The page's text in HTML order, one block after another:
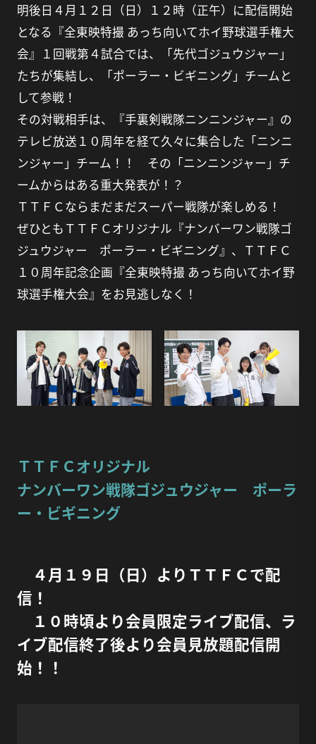
明後日４月１２日（日）１２時（正午）に配信開始
となる『全東映特撮 あっち向いてホイ野球選手権大
会』１回戦第４試合では、「先代ゴジュウジャー」
たちが集結し、「ポーラー・ビギニング」チームと
して参戦！
その対戦相手は、『手裏剣戦隊ニンニンジャー』の
テレビ放送１０周年を経て久々に集合した「ニンニ
ンジャー」チーム！！ その「ニンニンジャー」チ
ームからはある重大発表が！？
ＴＴＦＣならまだまだスーパー戦隊が楽しめる！
ぜひともＴＴＦＣオリジナル『ナンバーワン戦隊ゴ
ジュウジャー ポーラー・ビギニング』、ＴＴＦＣ
１０周年記念企画『全東映特撮 あっち向いてホイ野
球選手権大会』をお見逃しなく！
ＴＴＦＣオリジナル
ナンバーワン戦隊ゴジュウジャー ポーラ
ー・ビギニング
４月１９日（日）よりＴＴＦＣで配
信！
１０時頃より会員限定ライブ配信、ラ
イブ配信終了後より会員見放題配信開
始！！